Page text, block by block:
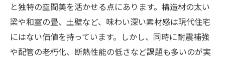
と独特の空間美を活かせる点にあります。構造材の太い
梁や和室の畳、土壁など、味わい深い素材感は現代住宅
にはない価値を持っています。しかし、同時に耐震補強
や配管の老朽化、断熱性能の低さなど課題も多いのが実